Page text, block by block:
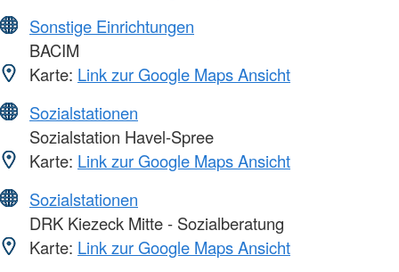
Sonstige Einrichtungen
BACIM
Karte: Link zur Google Maps Ansicht
Sozialstationen
Sozialstation Havel-Spree
Karte: Link zur Google Maps Ansicht
Sozialstationen
DRK Kiezeck Mitte - Sozialberatung
Karte: Link zur Google Maps Ansicht